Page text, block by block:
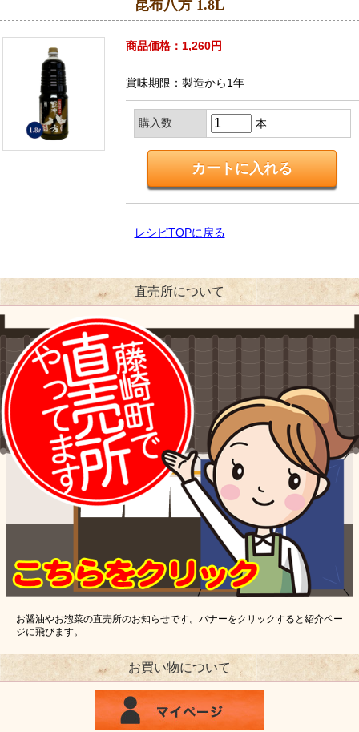
昆布八方 1.8L
商品価格：1,260円
賞味期限：製造から1年
購入数 本
レシピTOPに戻る
直売所について
お醤油やお惣菜の直売所のお知らせです。バナーをクリックすると紹介ペー
ジに飛びます。
お買い物について